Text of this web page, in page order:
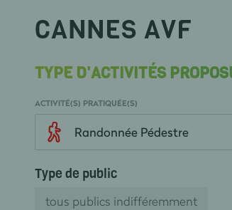
CANNES AVF
TYPE D'ACTIVITÉS
ACTIVITÉ(S) PRATIQUÉE(S)
Randonnée Pédestre
Type de public
tous publics indifféremment